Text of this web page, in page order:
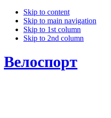
Skip to content
Skip to main navigation
Skip to 1st column
Skip to 2nd column
Велоспорт